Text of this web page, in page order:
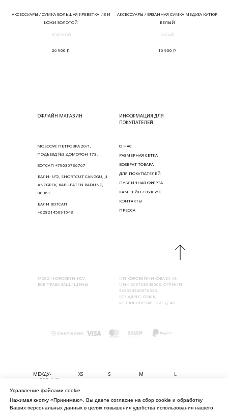
АКСЕССУАРЫ / СУМКА БОЛЬШАЯ КРЕВЕТКА ИЗ И
КОЖИ ЗОЛОТОЙ
ЗОЛОТОЙ
26 900 р.
АКСЕССУАРЫ / ВЯЗАННАЯ СУМКА МЕДУЗА КУТЮР
БЕЛЫЙ
БЕЛЫЙ
16 900 р.
КОНТАКТЫ
ПРЕССА
ВОЗВРАТ ТОВАРА
ДЛЯ ПОКУПАТЕЛЕЙ
О НАС
© 2024 KOROBEYNIKOV
ВСЕ ПРАВА ЗАЩИЩЕНЫ
ИП КОРОБЕЙНИКОВА М. М.
ИНН 550768348003, ОГРНИП
323554300076020,
ЮР. АДРЕС: ОМСК,
ул. ЛЮБИНСКАЯ 12-Я, Д. 46
РАЗМЕРНАЯ СЕТКА
ОФЛАЙН МАГАЗИН
ИНФОРМАЦИЯ ДЛЯ
ПОКУПАТЕЛЕЙ
ПУБЛИЧНАЯ ОФЕРТА
КАМПЕЙН / ЛУКБУК
БАЛИ: N°2, SHORTCUT CANGGU, JI
ANGGREK, KABUPATEN BADUNG,
80361
MOSCOW: ПЕТРОВКА 20/1,
ПОДЪЕЗД №3 ДОМОФОН 173.
БАЛИ ВОТСАП
+6282145091543
ВОТСАП +79035736767
МЕЖДУ-
НАРОДНЫЕ
XS S M L
ТАЛИЯ (СМ)
56-61
61-67
67-74
74-80
Управление файлами cookie
Нажимая кнопку «Принимаю», Вы даете согласие на сбор cookie и обработку
Ваших персональных данных в целях повышения удобства использования нашего